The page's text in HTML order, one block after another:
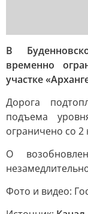
В
временно
участке
Дорога
подъема
ограничено со 2
О
Фото и видео: